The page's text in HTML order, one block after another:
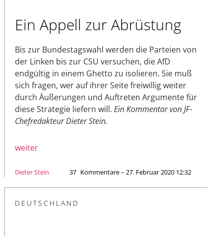
Ein Appell zur Abrüstung
Bis zur Bundestagswahl werden die Parteien von
der Linken bis zur CSU versuchen, die AfD
endgültig in einem Ghetto zu isolieren. Sie muß
sich fragen, wer auf ihrer Seite freiwillig weiter
durch Äußerungen und Auftreten Argumente für
diese Strategie liefern will. Ein Kommentar von JF-
Chefredakteur Dieter Stein.
weiter
Dieter Stein 37 Kommentare – 27. Februar 2020 12:32
DEUTSCHLAND